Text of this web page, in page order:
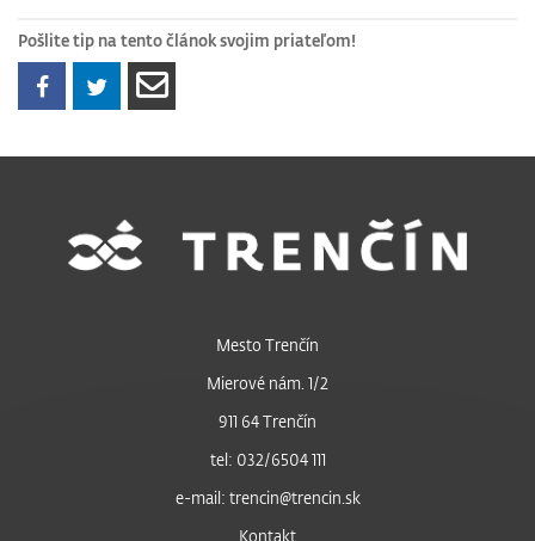
Pošlite tip na tento článok svojim priateľom!
Mesto Trenčín
Mierové nám. 1/2
911 64 Trenčín
tel: 032/6504 111
e-mail: trencin@trencin.sk
Kontakt